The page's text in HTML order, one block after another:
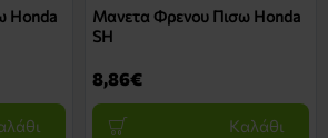
Honda
Μανετα Φρενου Πισω Honda
SH
8,86€
Καλάθι